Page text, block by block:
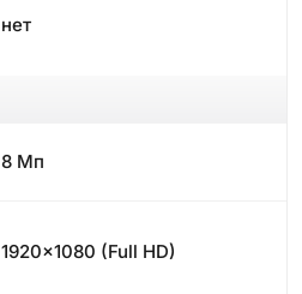
нет
8 Мп
1920x1080 (Full HD)